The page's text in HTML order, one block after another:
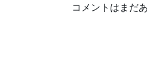
コメントはまだ